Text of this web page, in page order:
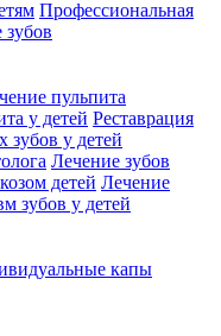
Профессиональная
пульпита
у детей Реставрация
зубов у детей
Лечение зубов
детей Лечение
зубов у детей
капы